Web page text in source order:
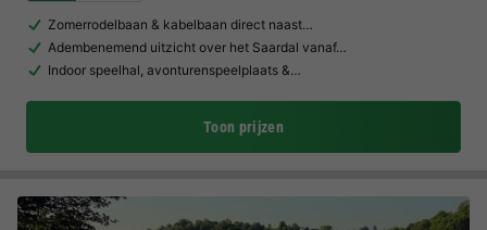
Zomerrodelbaan & kabelbaan direct naast…
Adembenemend uitzicht over het Saardal vanaf…
Indoor speelhal, avonturenspeelplaats &…
Toon prijzen